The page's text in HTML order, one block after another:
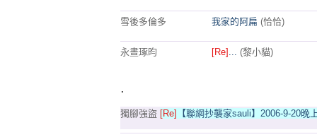
雪後多倫多 我家的阿扁 (恰恰)
永晝琢昀 [Re] ... (黎小貓)
.
獨腳強盜 [Re] 【聯網抄襲家sauli】2006-9-20晚